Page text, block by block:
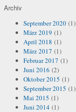
Archiv
September 2020 (1)
März 2019 (1)
April 2018 (1)
März 2017 (1)
Februar 2017 (1)
Juni 2016 (2)
Oktober 2015 (1)
September 2015 (1)
Mai 2015 (1)
Juni 2014 (1)